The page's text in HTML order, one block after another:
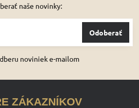
naše novinky:
Odoberať
noviniek e-mailom
ZÁKAZNÍKOV